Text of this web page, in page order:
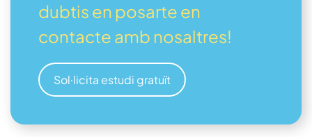
dubtis en posarte en
contacte amb nosaltres!
Sol·licita estudi gratuït